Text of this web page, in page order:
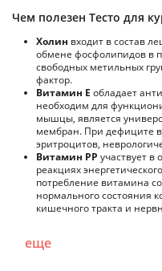
Чем полезен Тесто для
Холин входит в состав
обмене фосфолипидов в
свободных метильных
фактор.
Витамин Е обладает
необходим для
мышцы, является
мембран. При дефиците
эритроцитов,
Витамин РР участвует в
реакциях
потребление витамина
нормального состояния
кишечного тракта и
еще